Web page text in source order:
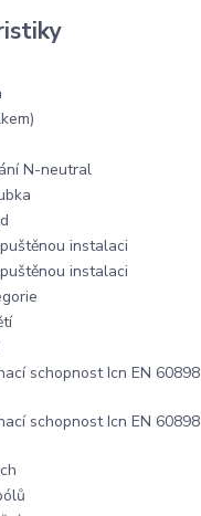
N-neutral
instalaci
instalaci
schopnost Icn EN 60898
schopnost Icn EN 60898